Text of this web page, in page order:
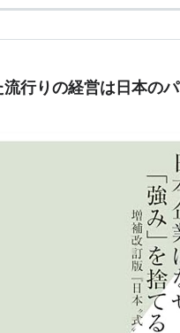
行りの経営は日本のパ